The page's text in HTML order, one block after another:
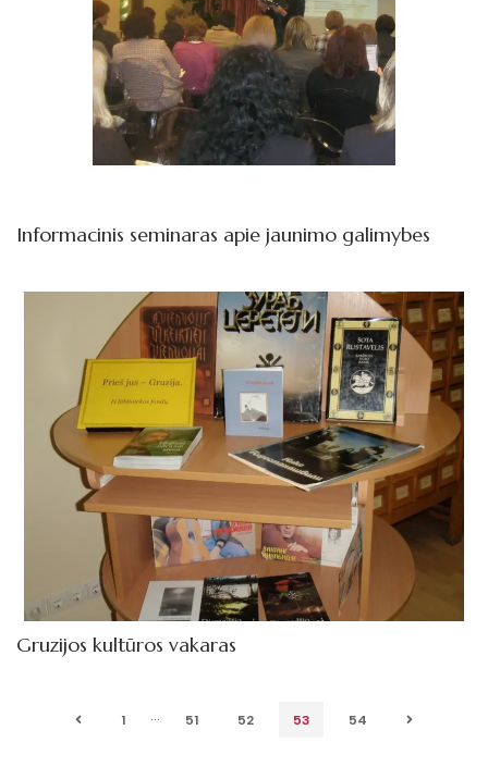
Informacinis seminaras apie jaunimo galimybes
Gruzijos kultūros vakaras
1 ... 51 52 53 54